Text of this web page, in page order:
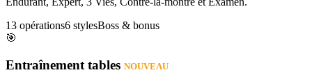
13 opérations6 stylesBoss & bonus
🎯
Entraînement tables NOUVEAU